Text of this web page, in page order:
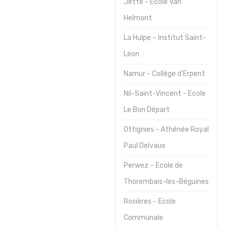
Jette - Ecole Van
Helmont
La Hulpe – Institut Saint-
Léon
Namur - Collège d'Erpent
Nil-Saint-Vincent - Ecole
Le Bon Départ
Ottignies - Athénée Royal
Paul Delvaux
Perwez – Ecole de
Thorembais-les-Béguines
Rosières - Ecole
Communale